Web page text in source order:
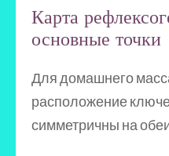
Карта
основные точки
Для домашнего
расположение
симметричны на